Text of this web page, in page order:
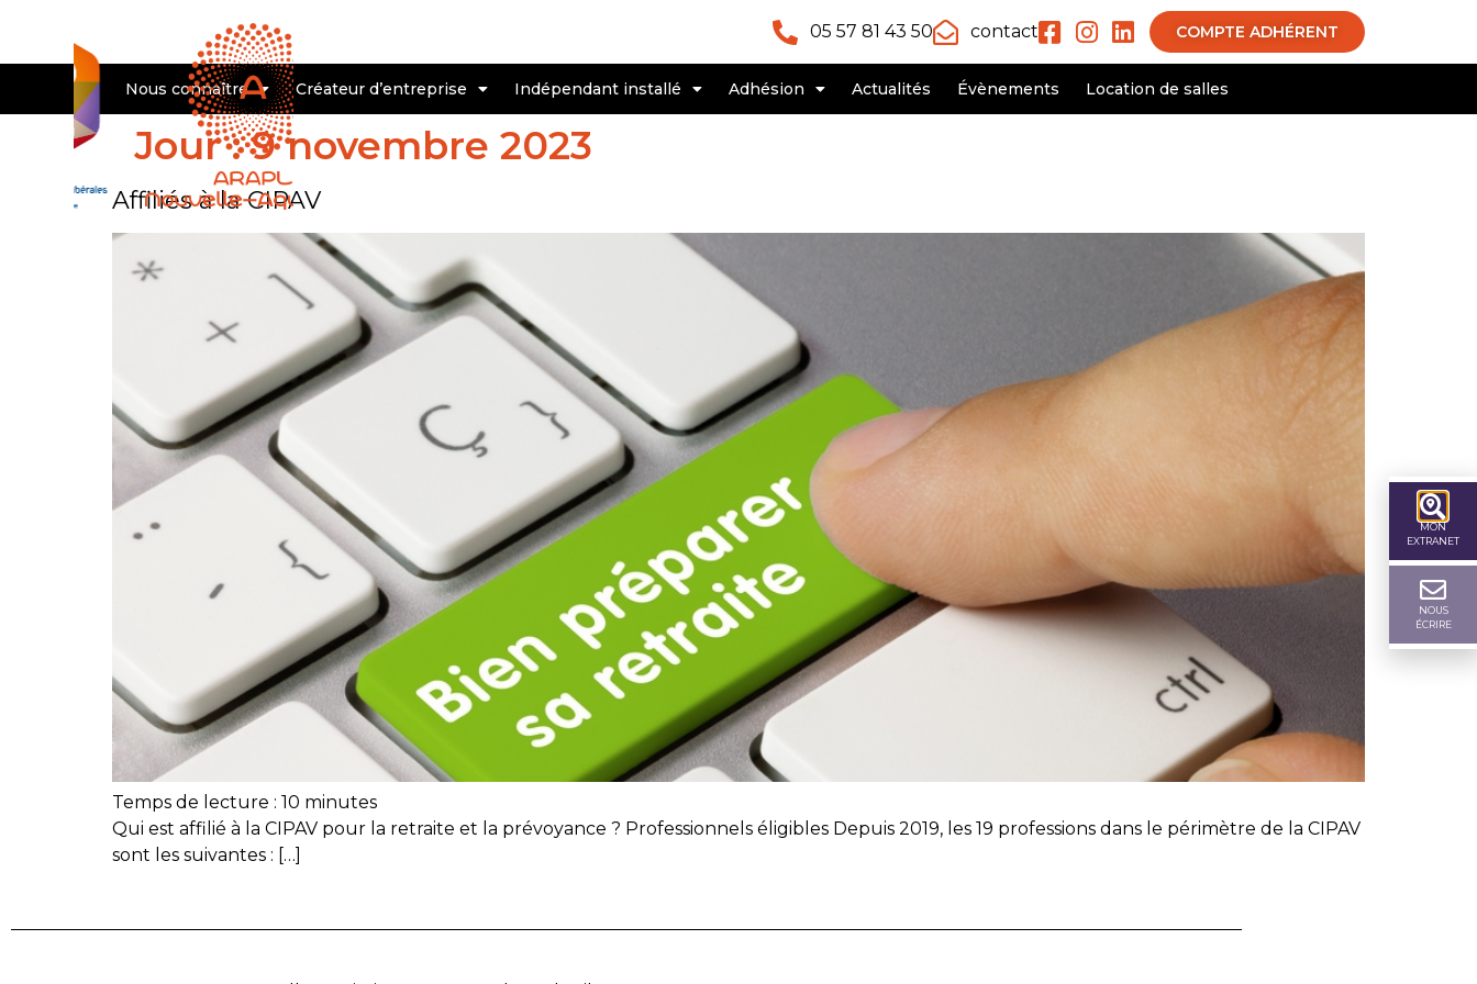
05 57 81 43 50 contact COMPTE ADHÉRENT
Nous connaître Créateur d’entreprise Indépendant installé Adhésion Actualités Évènements Location de salles
Jour :9 novembre 2023
Affiliés à la CIPAV
Temps de lecture : 10 minutes
Qui est affilié à la CIPAV pour la retraite et la prévoyance ? Professionnels éligibles Depuis 2019, les 19 professions dans le périmètre de la CIPAV
sont les suivantes : […]
MON
EXTRANET
NOUS
ÉCRIRE